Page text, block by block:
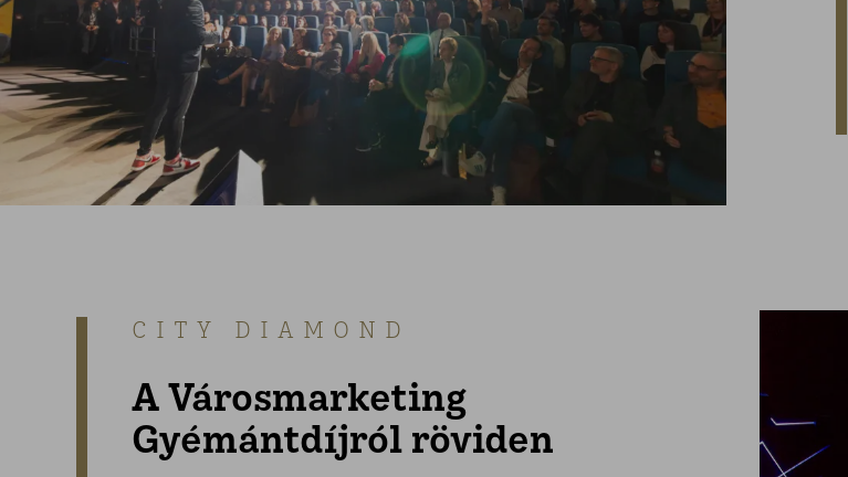
CITY DIAMOND
A Városmarketing
Gyémántdíjról röviden